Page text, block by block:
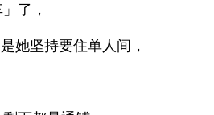
了，
她坚持要住单人间，